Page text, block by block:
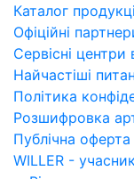
Каталог
Офіційні
Сервісні центри
Найчастіші
Політика
Розшифровка
Публічна оферта
WILLER -